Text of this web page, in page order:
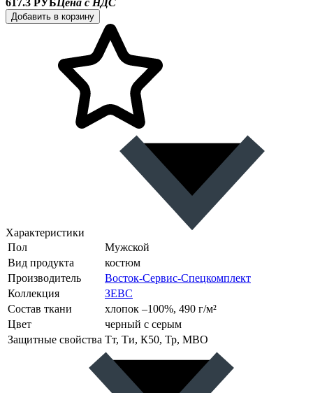
Добавить в корзину
Характеристики
Пол
Мужской
Вид продукта
костюм
Производитель
Восток-Сервис-Спецкомплект
Коллекция
ЗЕВС
Состав ткани
хлопок –100%, 490 г/м²
Цвет
черный с серым
Защитные свойства Тт, Ти, К50, Тр, МВО